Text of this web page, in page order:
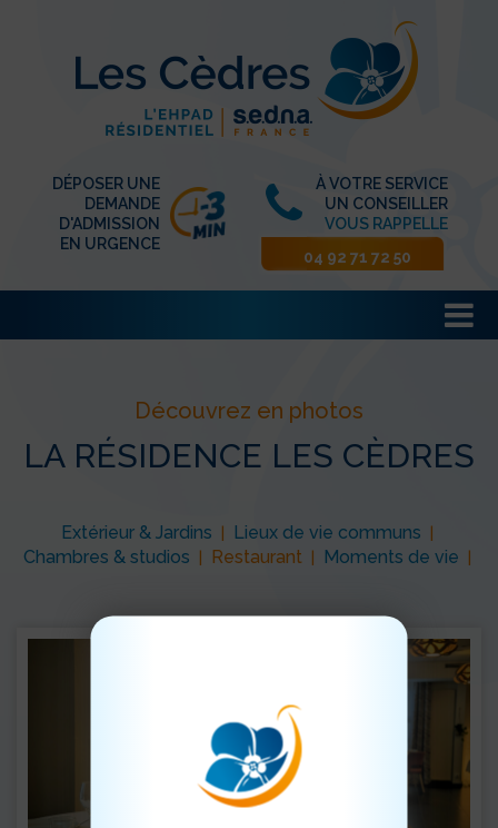
DÉPOSER UNE
DEMANDE
D'ADMISSION
EN URGENCE
À VOTRE SERVICE
UN CONSEILLER
VOUS RAPPELLE
04 92 71 72 50
Découvrez en photos
LA RÉSIDENCE LES CÈDRES
Extérieur & Jardins | Lieux de vie communs |
Chambres & studios | Restaurant | Moments de vie |